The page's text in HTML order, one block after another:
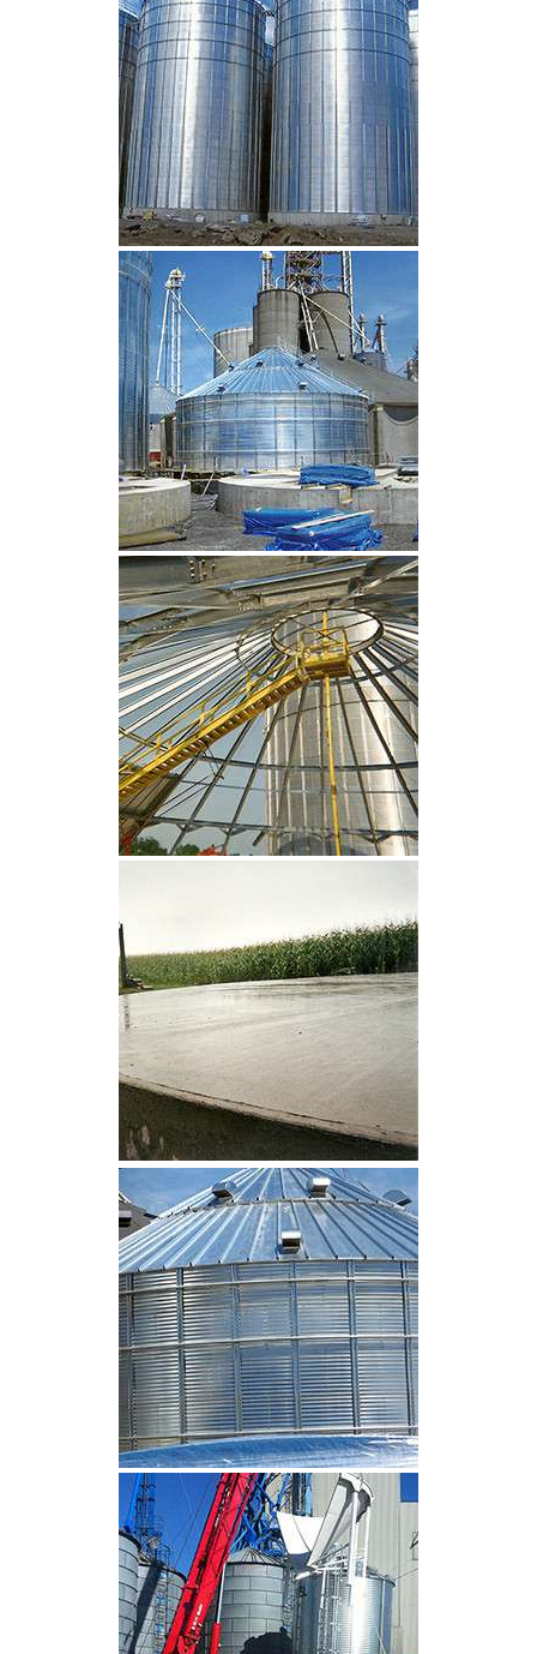
CLIQUEZ POUR AGRANDIR
CLIQUEZ POUR AGRANDIR
CLIQUEZ POUR AGRANDIR
CLIQUEZ POUR AGRANDIR
CLIQUEZ POUR AGRANDIR